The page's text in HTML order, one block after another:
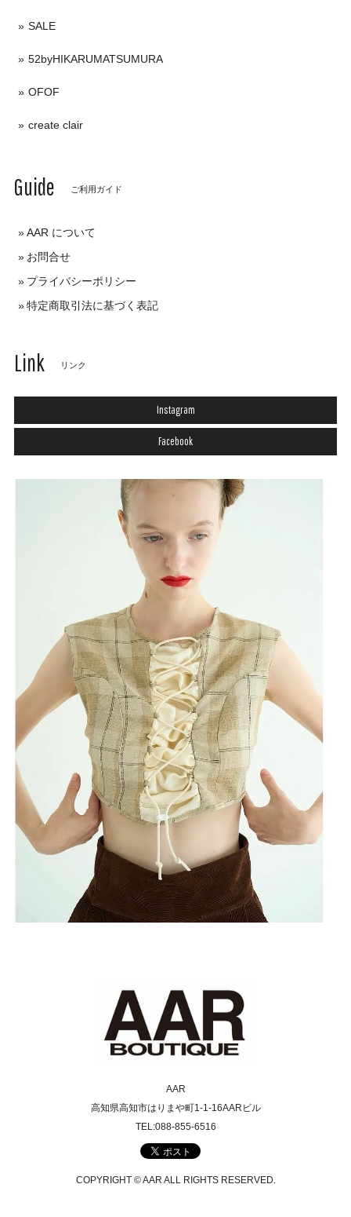
SALE
52byHIKARUMATSUMURA
OFOF
create clair
Guide ご利用ガイド
AAR について
お問合せ
プライバシーポリシー
特定商取引法に基づく表記
Link リンク
Instagram
Facebook
AAR
高知県高知市はりまや町1-1-16AARビル
TEL:088-855-6516
COPYRIGHT © AAR ALL RIGHTS RESERVED.